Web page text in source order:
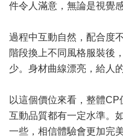
件令人滿意，無論是視覺
過程中互動自然，配合度
階段換上不同風格服裝後
少。身材曲線漂亮，給人
以這個價位來看，整體
互動品質都有一定水準。
一些，相信體驗會更加完美